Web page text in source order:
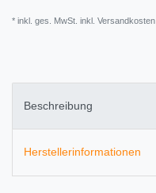
* inkl. ges. MwSt. inkl. Versandkosten
Beschreibung
Herstellerinformationen